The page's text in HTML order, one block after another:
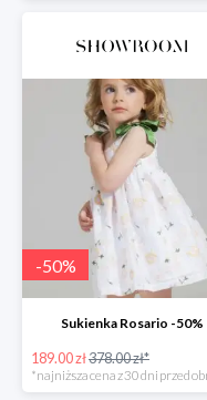
-50%
Sukienka Rosario -50%
189.00 zł378.00 zł*